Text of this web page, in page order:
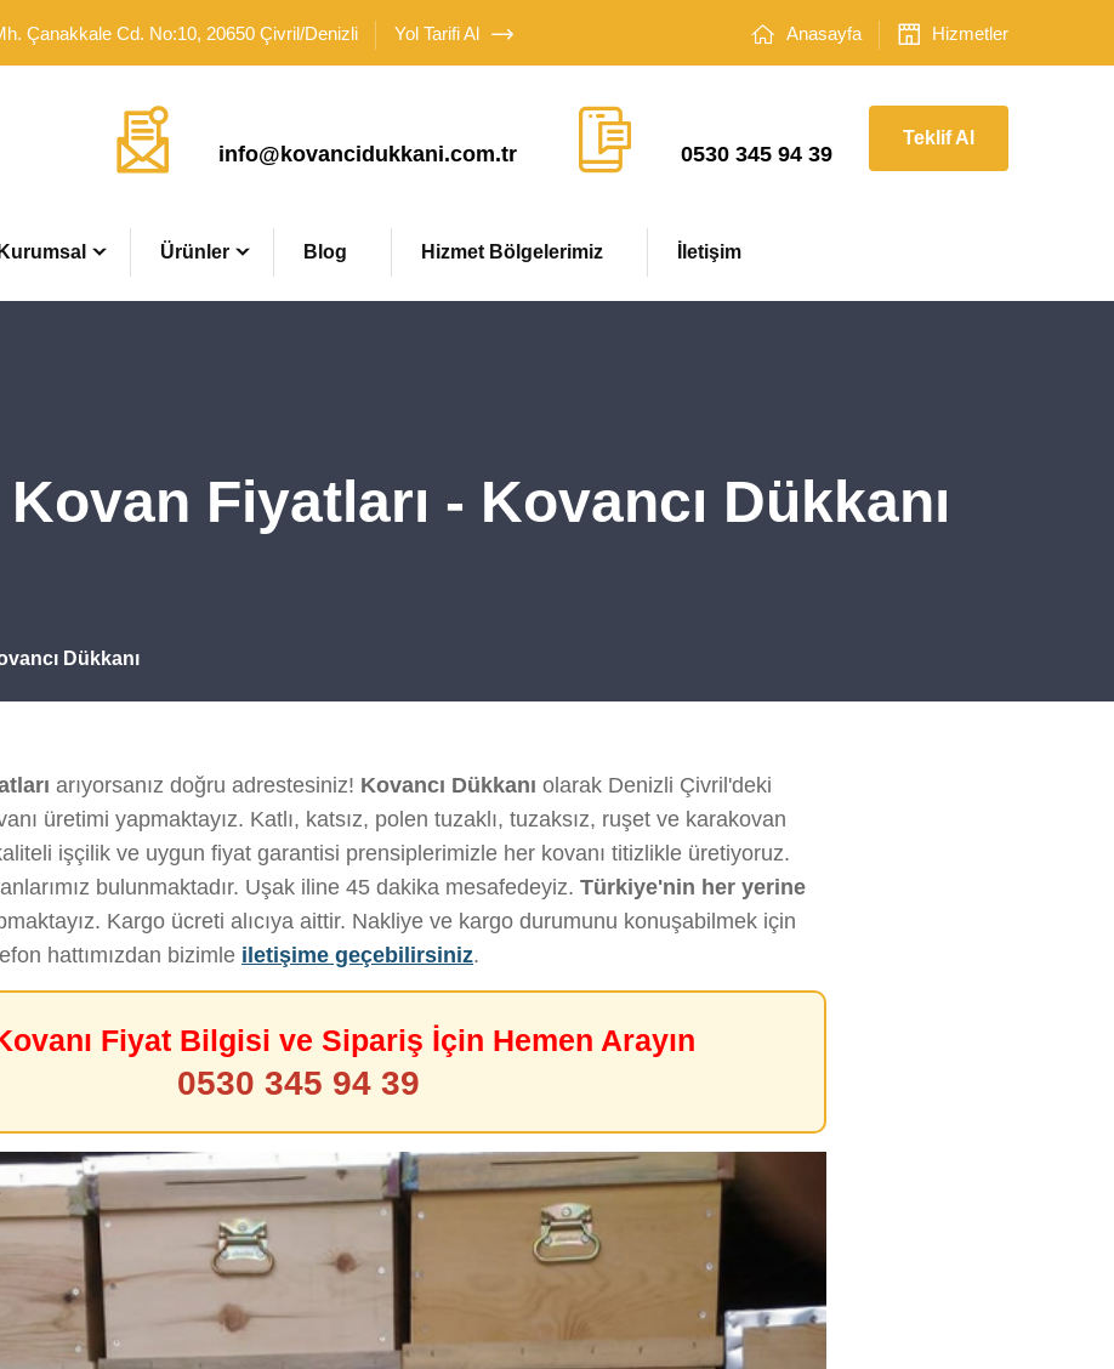
Çanakkale Cd. No:10, 20650 Çivril/Denizli Yol Tarifi Al Anasayfa Hizmetler
info@kovancidukkani.com.tr 0530 345 94 39
Teklif Al
Kurumsal Ürünler Blog Hizmet Bölgelerimiz İletişim
Fiyatları - Kovancı Dükkanı
Dükkanı
arıyorsanız doğru adrestesiniz! Kovancı Dükkanı olarak Denizli Çivril'deki
üretimi yapmaktayız. Katlı, katsız, polen tuzaklı, tuzaksız, ruşet ve karakovan
işçilik ve uygun fiyat garantisi prensiplerimizle her kovanı titizlikle üretiyoruz.
bulunmaktadır. Uşak iline 45 dakika mesafedeyiz. Türkiye'nin her yerine
Kargo ücreti alıcıya aittir. Nakliye ve kargo durumunu konuşabilmek için
hattımızdan bizimle iletişime geçebilirsiniz.
Fiyat Bilgisi ve Sipariş İçin Hemen Arayın
0530 345 94 39